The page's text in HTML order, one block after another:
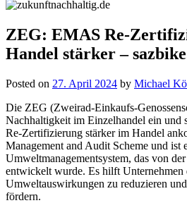
ZEG: EMAS Re-
Handel stärker –
Posted on 27. April 2024 by Michael
Die ZEG (Zweirad-Einkaufs-
Nachhaltigkeit im Einzelhandel ein und
Re-Zertifizierung stärker im Handel
Management and Audit Scheme und ist
Umweltmanagementsystem, das von
entwickelt wurde. Es hilft Unternehmen
Umweltauswirkungen zu reduzieren
fördern.